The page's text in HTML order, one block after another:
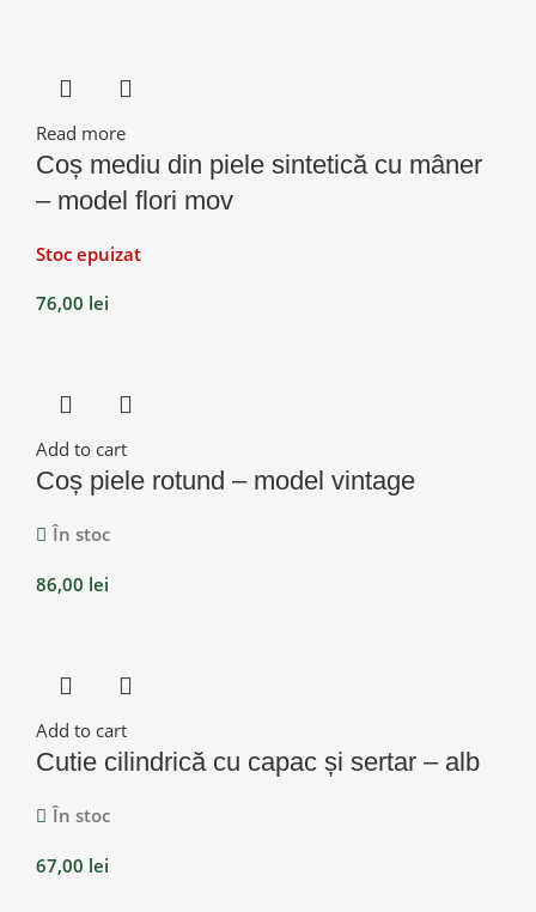
Read more
Coș mediu din piele sintetică cu mâner
– model flori mov
Stoc epuizat
76,00 lei
Add to cart
Coș piele rotund – model vintage
În stoc
86,00 lei
Add to cart
Cutie cilindrică cu capac și sertar – alb
În stoc
67,00 lei